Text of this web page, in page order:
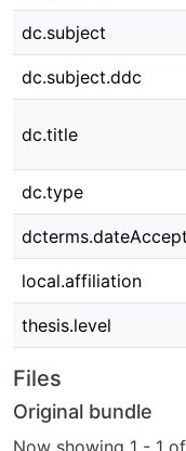
dc.subject
dc.subject.ddc
dc.title
dc.type
local.affiliation
thesis.level
Files
Original bundle
Now showing 1 - 1